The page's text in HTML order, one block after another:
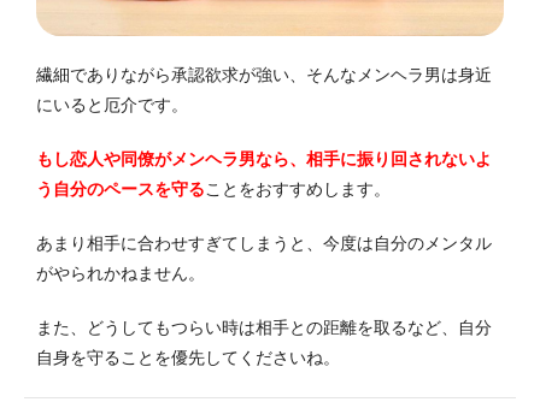
繊細でありながら承認欲求が強い、そんなメンヘラ男は身近
にいると厄介です。
もし恋人や同僚がメンヘラ男なら、相手に振り回されないよ
う自分のペースを守ることをおすすめします。
あまり相手に合わせすぎてしまうと、今度は自分のメンタル
がやられかねません。
また、どうしてもつらい時は相手との距離を取るなど、自分
自身を守ることを優先してくださいね。